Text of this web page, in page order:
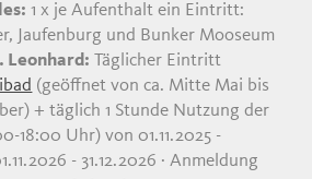
1 x je Aufenthalt ein Eintritt:
Jaufenburg und Bunker Mooseum
Leonhard: Täglicher Eintritt
(geöffnet von ca. Mitte Mai bis
+ täglich 1 Stunde Nutzung der
18:00 Uhr) von 01.11.2025 -
- 31.12.2026 · Anmeldung